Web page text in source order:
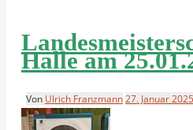
Halle am
Von Ulrich Franzmann27. Januar 2025